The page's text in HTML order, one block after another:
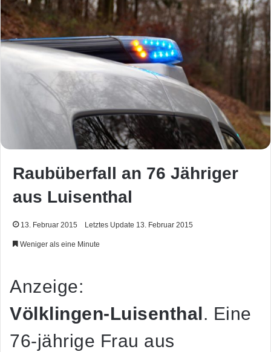
Raubüberfall an 76 Jähriger
aus Luisenthal
13. Februar 2015 Letztes Update 13. Februar 2015
Weniger als eine Minute
Anzeige:
Völklingen-Luisenthal . Eine
76-jährige Frau aus